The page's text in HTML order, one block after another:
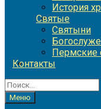
История
Святые
Святыни
Пермские
Контакты
Найти:
Меню